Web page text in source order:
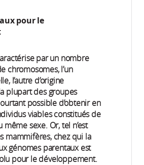
pour le
par un nombre
chromosomes, l’un
l’autre d’origine
plupart des groupes
possible d’obtenir en
viables constitués de
sexe. Or, tel n’est
mammifères, chez qui la
génomes parentaux est
pour le développement.